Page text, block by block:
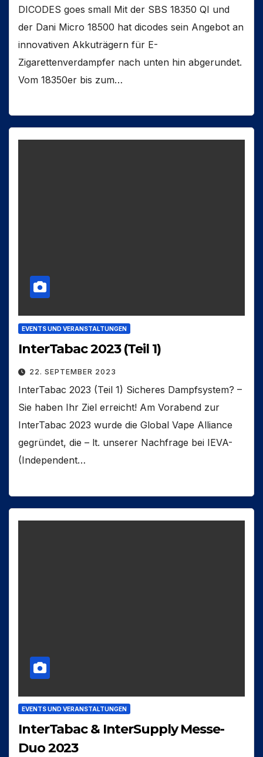
DICODES goes small Mit der SBS 18350 QI und
der Dani Micro 18500 hat dicodes sein Angebot an
innovativen Akkuträgern für E-
Zigarettenverdampfer nach unten hin abgerundet.
Vom 18350er bis zum…
EVENTS UND VERANSTALTUNGEN
InterTabac 2023 (Teil 1)
22. SEPTEMBER 2023
InterTabac 2023 (Teil 1) Sicheres Dampfsystem? –
Sie haben Ihr Ziel erreicht! Am Vorabend zur
InterTabac 2023 wurde die Global Vape Alliance
gegründet, die – lt. unserer Nachfrage bei IEVA-
(Independent…
EVENTS UND VERANSTALTUNGEN
InterTabac & InterSupply Messe-
Duo 2023